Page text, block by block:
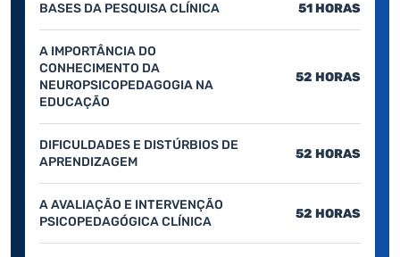
BASES DA PESQUISA CLÍNICA 51 HORAS
A IMPORTÂNCIA DO
CONHECIMENTO DA
NEUROPSICOPEDAGOGIA NA
EDUCAÇÃO
52 HORAS
DIFICULDADES E DISTÚRBIOS DE
APRENDIZAGEM
52 HORAS
A AVALIAÇÃO E INTERVENÇÃO
PSICOPEDAGÓGICA CLÍNICA
52 HORAS